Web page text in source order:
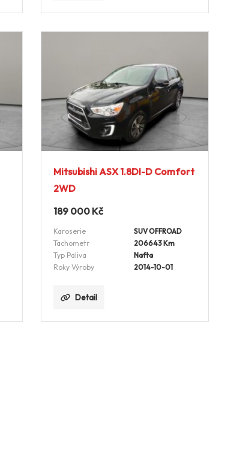
Mitsubishi ASX 1.8DI-D Comfort
2WD
189 000 Kč
Karoserie
SUV OFFROAD
Tachometr
206643 Km
Typ Paliva
Nafta
Roky Výroby
2014-10-01
Detail